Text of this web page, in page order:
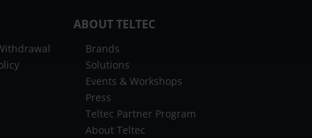
ABOUT TELTEC
Brands
Solutions
Events & Workshops
Press
Teltec Partner Program
About Teltec